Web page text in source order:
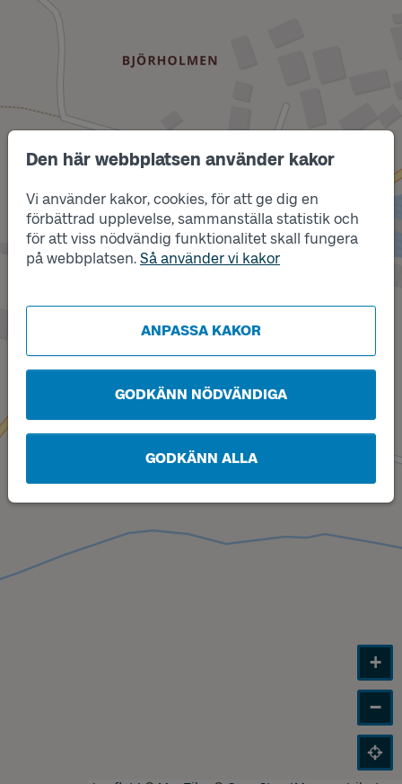
Den här webbplatsen använder kakor
Vi använder kakor, cookies, för att ge dig en
förbättrad upplevelse, sammanställa statistik och
för att viss nödvändig funktionalitet skall fungera
på webbplatsen. Så använder vi kakor
ANPASSA KAKOR
GODKÄNN NÖDVÄNDIGA
GODKÄNN ALLA
Läge
A
+
−